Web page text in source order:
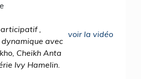
voir la vidéo
,
avec
Cheikh Anta
Ivy Hamelin.